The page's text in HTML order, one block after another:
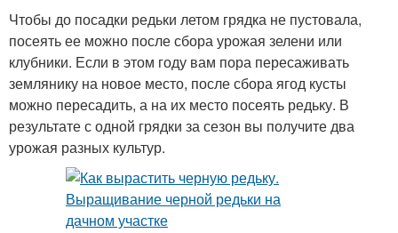
Чтобы до посадки редьки летом грядка не пустовала,
посеять ее можно после сбора урожая зелени или
клубники. Если в этом году вам пора пересаживать
землянику на новое место, после сбора ягод кусты
можно пересадить, а на их место посеять редьку. В
результате с одной грядки за сезон вы получите два
урожая разных культур.